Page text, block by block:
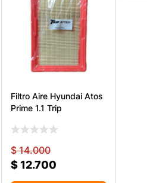
Filtro Aire Hyundai Atos
Prime 1.1 Trip
$14.000
$12.700